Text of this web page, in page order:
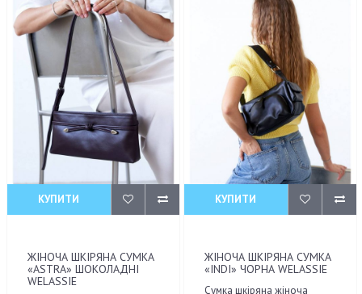
КУПИТИ
ЖІНОЧА ШКІРЯНА СУМКА
«ASTRA» ШОКОЛАДНІ
WELASSIE
КУПИТИ
ЖІНОЧА ШКІРЯНА СУМКА
«INDI» ЧОРНА WELASSIE
Сумка шкіряна жіноча